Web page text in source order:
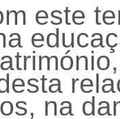
este
educa
rela
na